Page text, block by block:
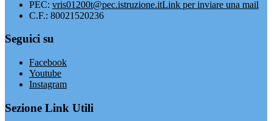
PEC: vris01200t@pec.istruzione.itLink per inviare una mail
C.F.: 80021520236
Seguici su
Facebook
Youtube
Instagram
Sezione Link Utili